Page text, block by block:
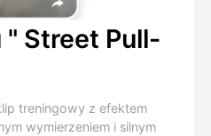
Street Pull-
treningowy z efektem
wymierzeniem i silnym